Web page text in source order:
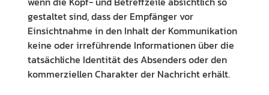
gestaltet sind, dass der Empfänger vor
Einsichtnahme in den Inhalt der Kommunikation
keine oder irreführende Informationen über die
tatsächliche Identität des Absenders oder den
kommerziellen Charakter der Nachricht erhält.